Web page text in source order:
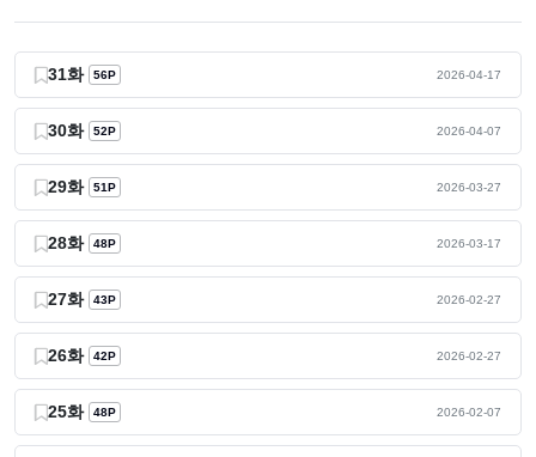
31화 56P 2026-04-17
30화 52P 2026-04-07
29화 51P 2026-03-27
28화 48P 2026-03-17
27화 43P 2026-02-27
26화 42P 2026-02-27
25화 48P 2026-02-07